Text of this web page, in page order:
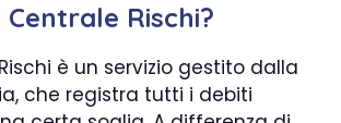
Centrale Rischi?
è un servizio gestito dalla
che registra tutti i debiti